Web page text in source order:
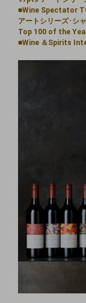
■Wine Spectator
アートシリーズ･シ
Top 100 of the Year
■Wine ＆Spirits